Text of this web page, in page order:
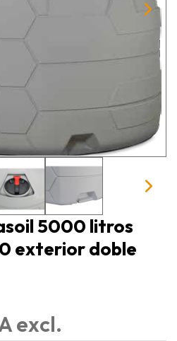
5000 litros
exterior doble
excl.